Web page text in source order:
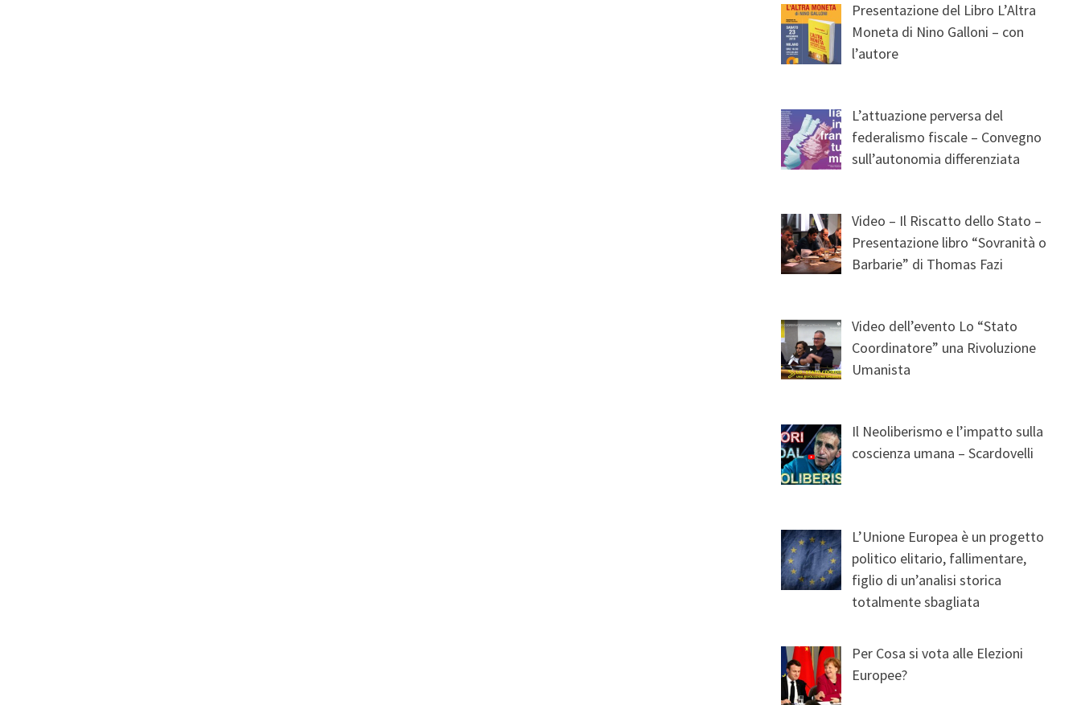
Presentazione del Libro L’Altra
Moneta di Nino Galloni – con
l’autore
L’attuazione perversa del
federalismo fiscale – Convegno
sull’autonomia differenziata
Video – Il Riscatto dello Stato –
Presentazione libro “Sovranità o
Barbarie” di Thomas Fazi
Video dell’evento Lo “Stato
Coordinatore” una Rivoluzione
Umanista
Il Neoliberismo e l’impatto sulla
coscienza umana – Scardovelli
L’Unione Europea è un progetto
politico elitario, fallimentare,
figlio di un’analisi storica
totalmente sbagliata
Per Cosa si vota alle Elezioni
Europee?